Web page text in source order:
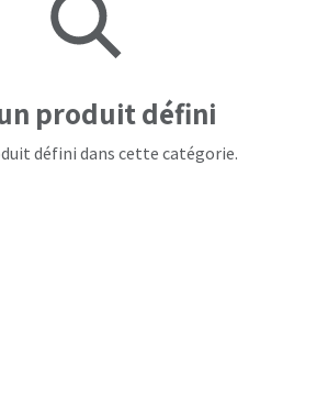
produit défini
défini dans cette catégorie.